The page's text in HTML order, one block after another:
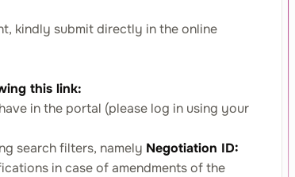
kindly submit directly in the online
this link:
in the portal (please log in using your
search filters, namely Negotiation ID:
in case of amendments of the